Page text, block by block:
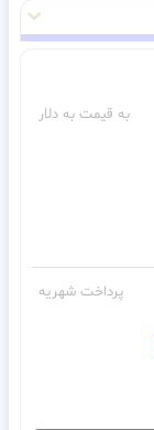
به قیمت به دلار
پرداخت شهریه